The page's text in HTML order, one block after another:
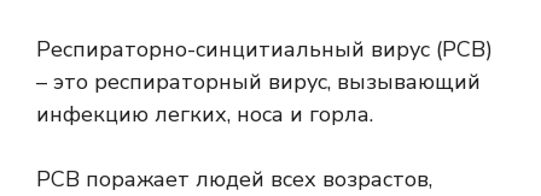
Респираторно-синцитиальный вирус (РСВ)
– это респираторный вирус, вызывающий
инфекцию легких, носа и горла.
РСВ поражает людей всех возрастов,